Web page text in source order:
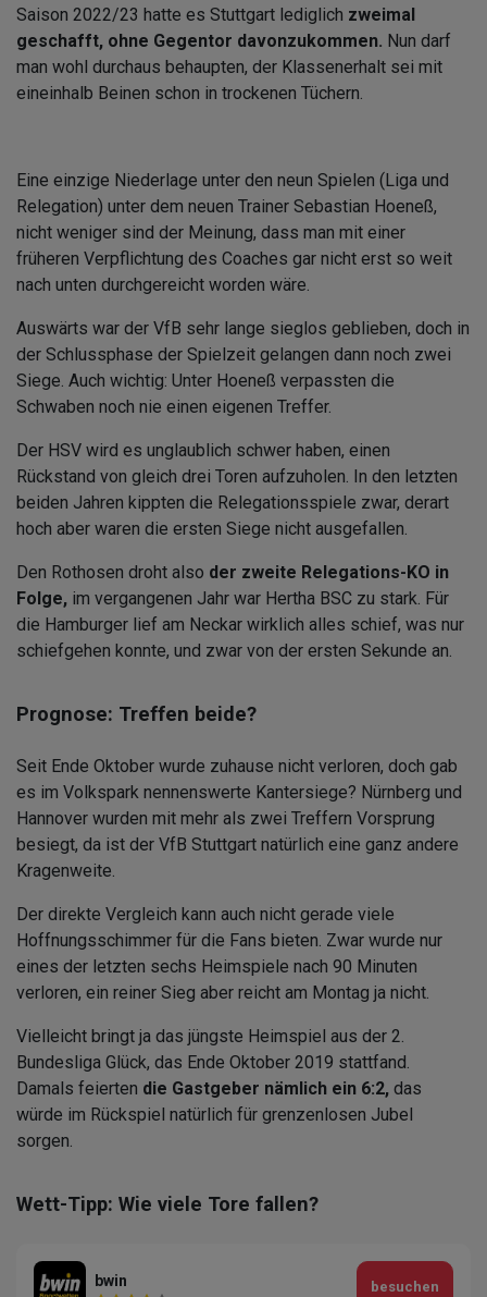
Saison 2022/23 hatte es Stuttgart lediglich zweimal
geschafft, ohne Gegentor davonzukommen. Nun darf
man wohl durchaus behaupten, der Klassenerhalt sei mit
eineinhalb Beinen schon in trockenen Tüchern.
Eine einzige Niederlage unter den neun Spielen (Liga und
Relegation) unter dem neuen Trainer Sebastian Hoeneß,
nicht weniger sind der Meinung, dass man mit einer
früheren Verpflichtung des Coaches gar nicht erst so weit
nach unten durchgereicht worden wäre.
Auswärts war der VfB sehr lange sieglos geblieben, doch in
der Schlussphase der Spielzeit gelangen dann noch zwei
Siege. Auch wichtig: Unter Hoeneß verpassten die
Schwaben noch nie einen eigenen Treffer.
Der HSV wird es unglaublich schwer haben, einen
Rückstand von gleich drei Toren aufzuholen. In den letzten
beiden Jahren kippten die Relegationsspiele zwar, derart
hoch aber waren die ersten Siege nicht ausgefallen.
Den Rothosen droht also der zweite Relegations-KO in
Folge, im vergangenen Jahr war Hertha BSC zu stark. Für
die Hamburger lief am Neckar wirklich alles schief, was nur
schiefgehen konnte, und zwar von der ersten Sekunde an.
Prognose: Treffen beide?
Seit Ende Oktober wurde zuhause nicht verloren, doch gab
es im Volkspark nennenswerte Kantersiege? Nürnberg und
Hannover wurden mit mehr als zwei Treffern Vorsprung
besiegt, da ist der VfB Stuttgart natürlich eine ganz andere
Kragenweite.
Der direkte Vergleich kann auch nicht gerade viele
Hoffnungsschimmer für die Fans bieten. Zwar wurde nur
eines der letzten sechs Heimspiele nach 90 Minuten
verloren, ein reiner Sieg aber reicht am Montag ja nicht.
Vielleicht bringt ja das jüngste Heimspiel aus der 2.
Bundesliga Glück, das Ende Oktober 2019 stattfand.
Damals feierten die Gastgeber nämlich ein 6:2, das
würde im Rückspiel natürlich für grenzenlosen Jubel
sorgen.
Wett-Tipp: Wie viele Tore fallen?
bwin besuchen